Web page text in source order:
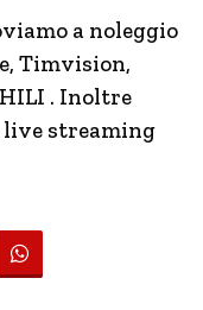
a noleggio
Timvision,
. Inoltre
live streaming